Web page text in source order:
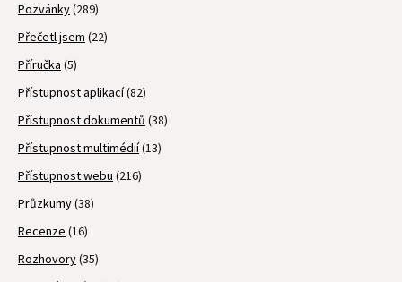
Pozvánky(289)
Přečetl jsem (22)
Příručka (5)
Přístupnost aplikací(82)
Přístupnost dokumentů (38)
Přístupnost multimédií(13)
Přístupnost webu (216)
Průzkumy(38)
Recenze (16)
Rozhovory(35)